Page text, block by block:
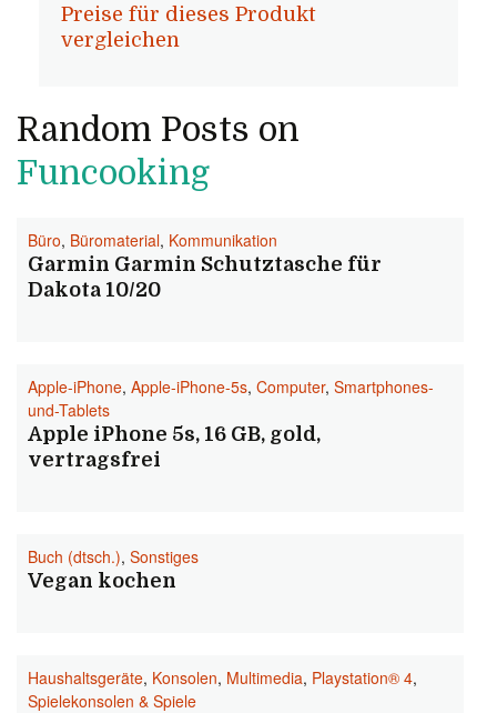
Preise für dieses Produkt
vergleichen
Random Posts on
Funcooking
Büro, Büromaterial, Kommunikation
Garmin Garmin Schutztasche für
Dakota 10/20
Apple-iPhone, Apple-iPhone-5s, Computer, Smartphones-
und-Tablets
Apple iPhone 5s, 16 GB, gold,
vertragsfrei
Buch (dtsch.), Sonstiges
Vegan kochen
Haushaltsgeräte, Konsolen, Multimedia, Playstation® 4,
Spielekonsolen & Spiele